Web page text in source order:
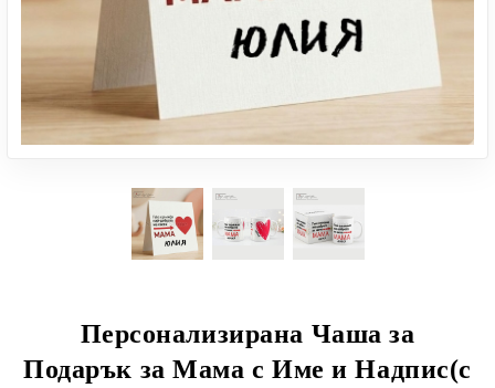
Персонализирана Чаша за
Подарък за Мама с Име и Надпис(с